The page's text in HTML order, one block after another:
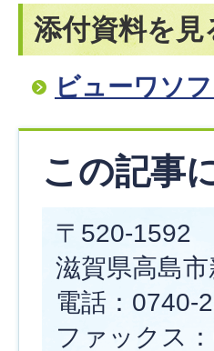
添付資料を
ビューワソ
この記事
〒520-1592
滋賀県高島
電話：0740-
ファックス